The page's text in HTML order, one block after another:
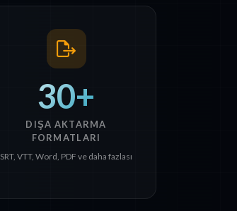
30+
DIŞA AKTARMA
FORMATLARI
SRT, VTT, Word, PDF ve daha fazlası